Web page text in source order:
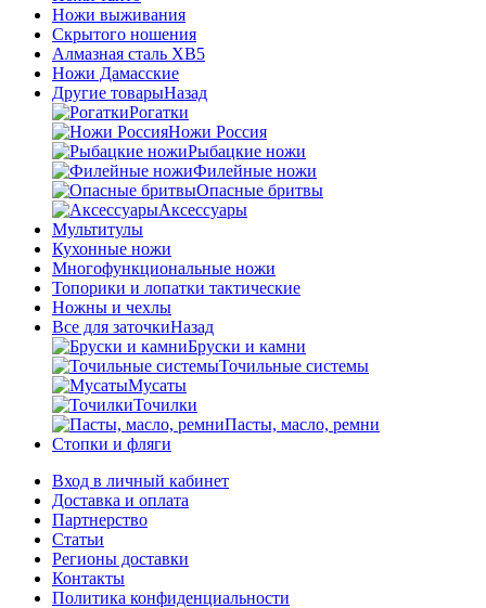
Ножи выживания
Скрытого ношения
Алмазная сталь ХВ5
Ножи Дамасские
Другие товарыНазад
Рогатки
Ножи Россия
Рыбацкие ножи
Филейные ножи
Опасные бритвы
Аксессуары
Мультитулы
Кухонные ножи
Многофункциональные ножи
Топорики и лопатки тактические
Ножны и чехлы
Все для заточкиНазад
Бруски и камни
Точильные системы
Мусаты
Точилки
Пасты, масло, ремни
Стопки и фляги
Вход в личный кабинет
Доставка и оплата
Партнерство
Статьи
Регионы доставки
Контакты
Политика конфиденциальности